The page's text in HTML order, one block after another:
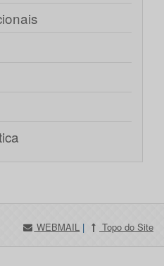
WEBMAIL | Topo do Site